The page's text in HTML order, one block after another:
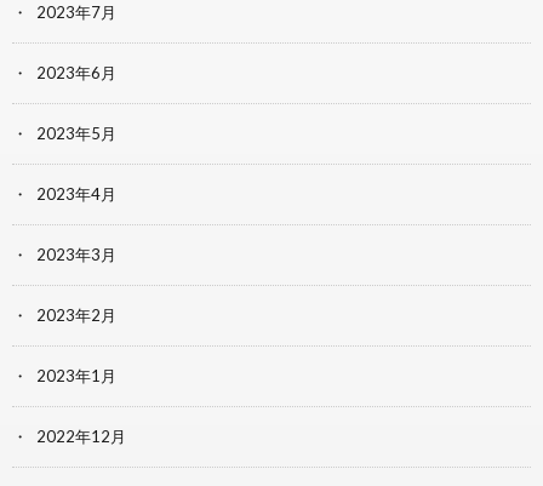
2023年7月
2023年6月
2023年5月
2023年4月
2023年3月
2023年2月
2023年1月
2022年12月